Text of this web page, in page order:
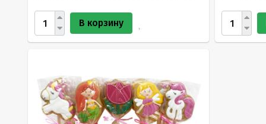
В корзину